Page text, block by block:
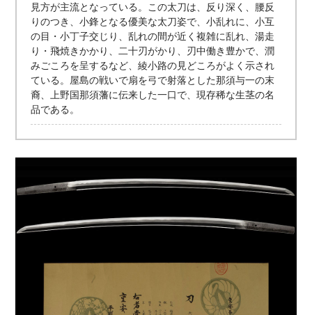
見方が主流となっている。この太刀は、反り深く、腰反
りのつき、小鋒となる優美な太刀姿で、小乱れに、小互
の目・小丁子交じり、乱れの間が近く複雑に乱れ、湯走
り・飛焼きかかり、二十刃がかり、刃中働き豊かで、潤
みごころを呈するなど、綾小路の見どころがよく示され
ている。屋島の戦いで扇を弓で射落とした那須与一の末
裔、上野国那須藩に伝来した一口で、現存稀な生茎の名
品である。